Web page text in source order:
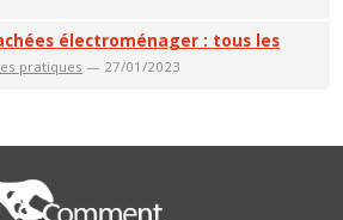
électroménager : tous les
pratiques — 27/01/2023